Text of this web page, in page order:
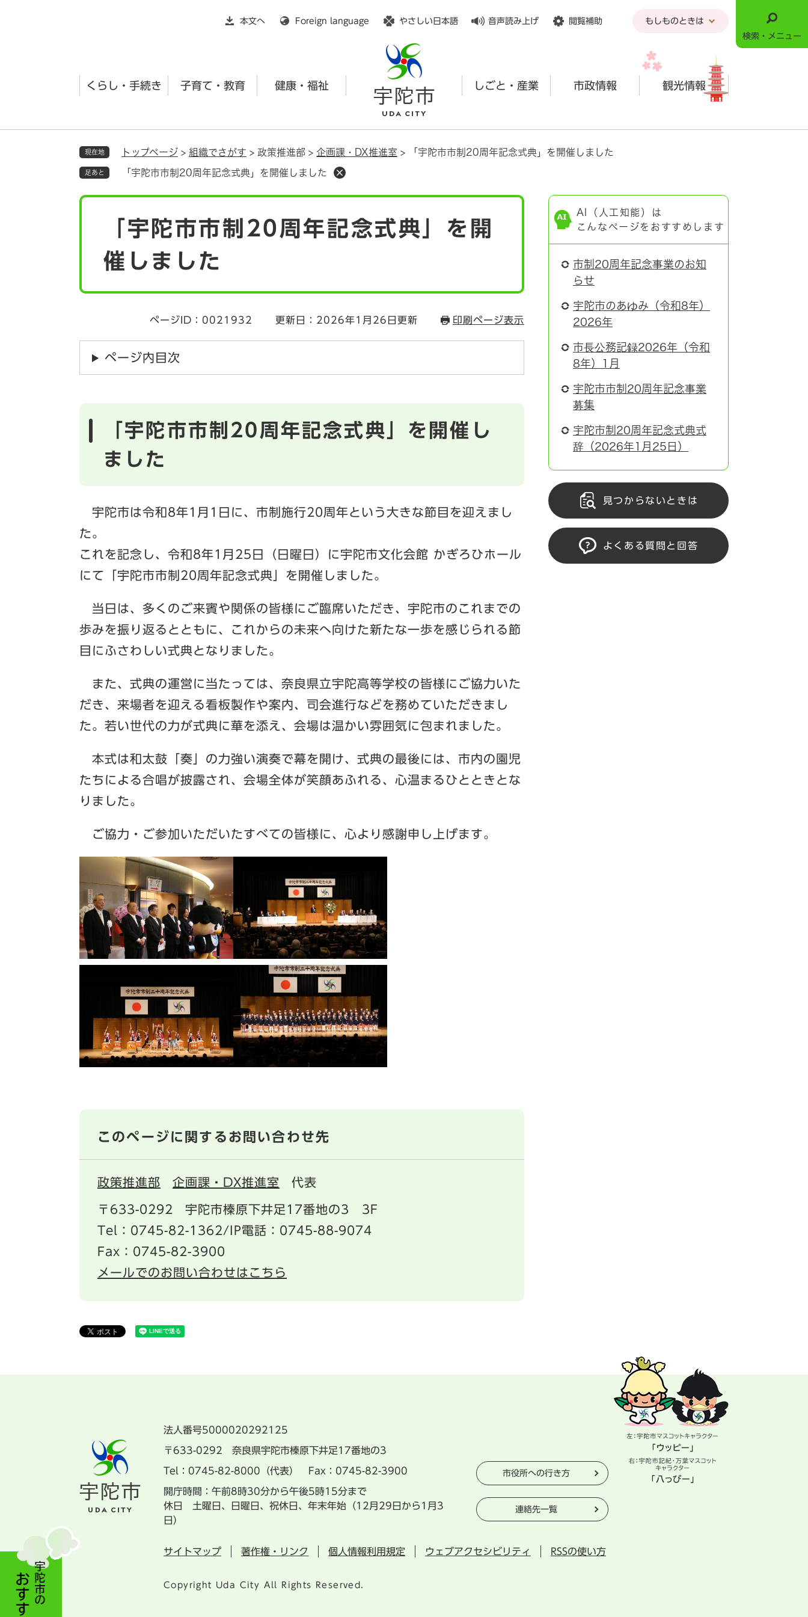
本文へ
Foreign language やさしい日本語 音声読み上げ 閲覧補助 もしものときは
くらし・手続き 子育て・教育 健康・福祉 しごと・産業 市政情報 観光情報
検索・メニュー
現在地 トップページ > 組織でさがす > 政策推進部 > 企画課・DX推進室 > 「宇陀市市制20周年記念式典」を開催しました
足あと 「宇陀市市制20周年記念式典」を開催しました
「宇陀市市制20周年記念式典」を開
催しました
ページID：0021932 更新日：2026年1月26日更新 印刷ページ表示
ページ内目次
「宇陀市市制20周年記念式典」を開催し
ました
宇陀市は令和8年1月1日に、市制施行20周年という大きな節目を迎えまし
た。
これを記念し、令和8年1月25日（日曜日）に宇陀市文化会館 かぎろひホール
にて「宇陀市市制20周年記念式典」を開催しました。
当日は、多くのご来賓や関係の皆様にご臨席いただき、宇陀市のこれまでの
歩みを振り返るとともに、これからの未来へ向けた新たな一歩を感じられる節
目にふさわしい式典となりました。
また、式典の運営に当たっては、奈良県立宇陀高等学校の皆様にご協力いた
だき、来場者を迎える看板製作や案内、司会進行などを務めていただきまし
た。若い世代の力が式典に華を添え、会場は温かい雰囲気に包まれました。
本式は和太鼓「奏」の力強い演奏で幕を開け、式典の最後には、市内の園児
たちによる合唱が披露され、会場全体が笑顔あふれる、心温まるひとときとな
りました。
ご協力・ご参加いただいたすべての皆様に、心より感謝申し上げます。
このページに関するお問い合わせ先
政策推進部 企画課・DX推進室 代表
〒633-0292
宇陀市榛原下井足17番地の3 3F
Tel：0745-82-1362/IP電話：0745-88-9074
Fax：0745-82-3900
メールでのお問い合わせはこちら
AI（人工知能）は
こんなページをおすすめします
市制20周年記念事業のお知
らせ
宇陀市のあゆみ（令和8年）
2026年
市長公務記録2026年（令和
8年）1月
宇陀市市制20周年記念事業
募集
宇陀市制20周年記念式典式
辞（2026年1月25日）
見つからないときは
よくある質問と回答
法人番号5000020292125
〒633-0292 奈良県宇陀市榛原下井足17番地の3
Tel：0745-82-8000（代表） Fax：0745-82-3900
開庁時間：午前8時30分から午後5時15分まで
休日 土曜日、日曜日、祝休日、年末年始（12月29日から1月3
日）
市役所への行き方
連絡先一覧
サイトマップ 著作権・リンク 個人情報利用規定 ウェブアクセシビリティ RSSの使い方
Copyright Uda City All Rights Reserved.